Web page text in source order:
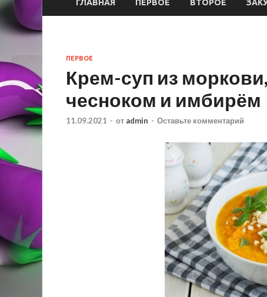
ГЛАВНАЯ ПЕРВОЕ ВТОРОЕ
ПЕРВОЕ
Крем-суп из
чесноком и имбирём
11.09.2021 - от admin - Оставьте комментарий